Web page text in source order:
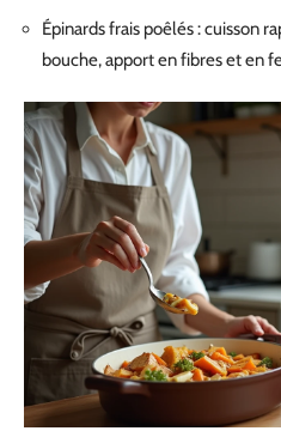
Épinards frais poêlés : cuisson
bouche, apport en fibres et en